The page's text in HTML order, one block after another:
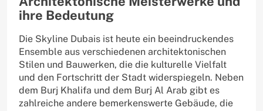
ihre Bedeutung
Die Skyline Dubais ist heute ein beeindruckendes
Ensemble aus verschiedenen architektonischen
Stilen und Bauwerken, die die kulturelle Vielfalt
und den Fortschritt der Stadt widerspiegeln. Neben
dem Burj Khalifa und dem Burj Al Arab gibt es
zahlreiche andere bemerkenswerte Gebäude, die